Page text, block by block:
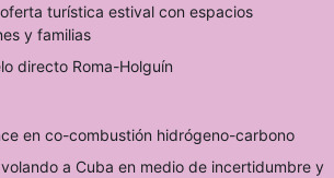
turística estival con espacios
y familias
directo Roma-Holguín
en co-combustión hidrógeno-carbono
a Cuba en medio de incertidumbre y